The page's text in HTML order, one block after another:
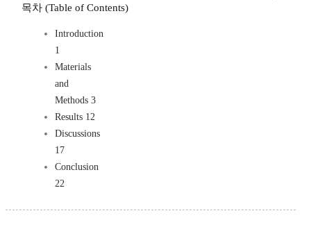
목차 (Table of Contents)
Introduction
1
Materials
and
Methods 3
Results 12
Discussions
17
Conclusion
22